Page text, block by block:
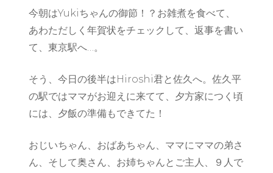
今朝はYukiちゃんの御節！？お雑煮を食べて、
あわただしく年賀状をチェックして、返事を書い
て、東京駅へ…。
そう、今日の後半はHiroshi君と佐久へ。佐久平
の駅ではママがお迎えに来てて、夕方家につく頃
には、夕飯の準備もできてた！
おじいちゃん、おばあちゃん、ママにママの弟さ
ん、そして奥さん、お姉ちゃんとご主人、９人で